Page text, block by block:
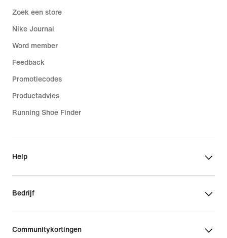
Zoek een store
Nike Journal
Word member
Feedback
Promotiecodes
Productadvies
Running Shoe Finder
Help
Bedrijf
Communitykortingen